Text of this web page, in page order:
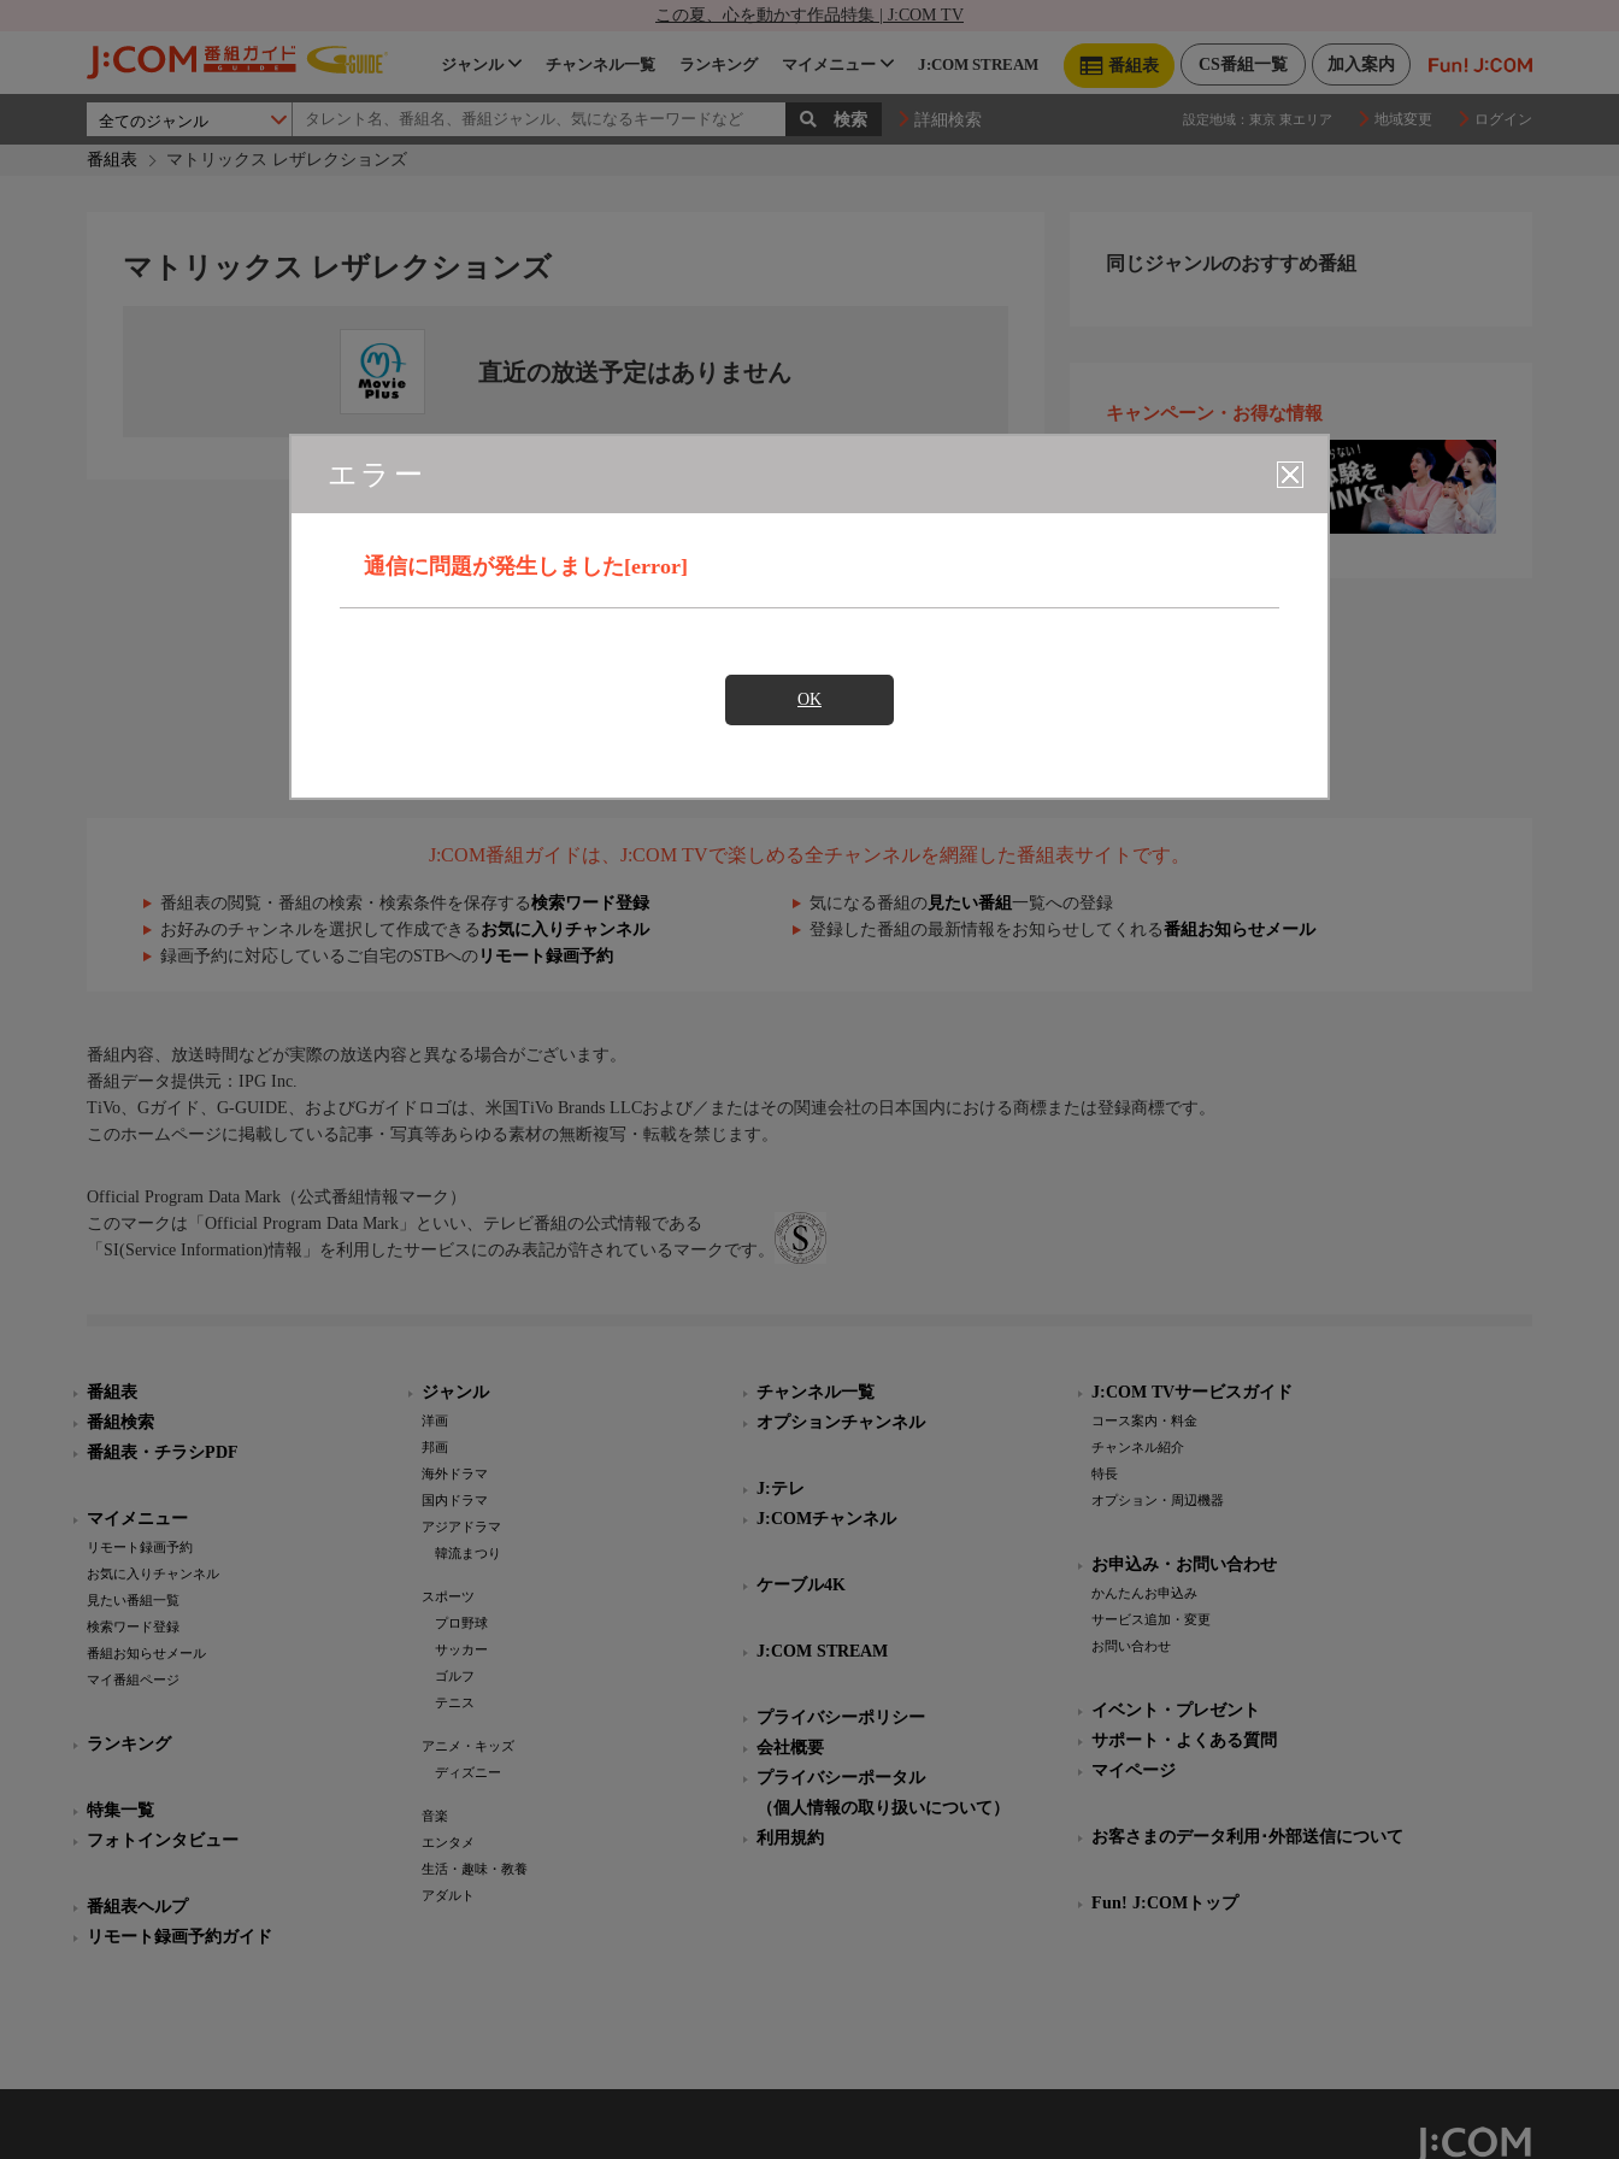
この夏、心を動かす作品特集 | J:COM TV
加入案内
CS番組一覧
番組表
ジャンル チャンネル一覧 ランキング マイメニュー J:COM STREAM
詳細検索 設定地域： 東京 東エリア 地域変更 ログイン
番組表 マトリックス レザレクションズ
エラー
通信に問題が発生しました[error]
OK
マトリックス レザレクションズ
直近の放送予定はありません
同じジャンルのおすすめ番組
キャンペーン・お得な情報
J:COM番組ガイドは、J:COM TVで楽しめる全チャンネルを網羅した番組表サイトです。
番組表の閲覧・番組の検索・検索条件を保存する検索ワード登録 気になる番組の 見たい番組 一覧への登録
お好みのチャンネルを選択して作成できる お気に入りチャンネル 登録した番組の最新情報をお知らせしてくれる番組お知らせメール
録画予約に対応しているご自宅のSTBへの リモート録画予約
番組内容、放送時間などが実際の放送内容と異なる場合がございます。
番組データ提供元：IPG Inc.
TiVo、Gガイド、G-GUIDE、およびGガイドロゴは、米国TiVo Brands LLCおよび／またはその関連会社の日本国内における商標または登録商標です。
このホームページに掲載している記事・写真等あらゆる素材の無断複写・転載を禁じます。
Official Program Data Mark（公式番組情報マーク）
このマークは「Official Program Data Mark」といい、テレビ番組の公式情報である
「SI(Service Information)情報」を利用したサービスにのみ表記が許されているマークです。
番組表
番組検索
番組表・チラシPDF
マイメニュー
リモート録画予約
お気に入りチャンネル
見たい番組一覧
検索ワード登録
番組お知らせメール
マイ番組ページ
ランキング
特集一覧
フォトインタビュー
番組表ヘルプ
リモート録画予約ガイド
ジャンル
洋画
邦画
海外ドラマ
国内ドラマ
アジアドラマ
韓流まつり
スポーツ
プロ野球
サッカー
ゴルフ
テニス
アニメ・キッズ
ディズニー
音楽
エンタメ
生活・趣味・教養
アダルト
チャンネル一覧
オプションチャンネル
J:テレ
J:COMチャンネル
ケーブル4K
J:COM STREAM
プライバシーポリシー
会社概要
プライバシーポータル
（個人情報の取り扱いについて）
利用規約
J:COM TVサービスガイド
コース案内・料金
チャンネル紹介
特長
オプション・周辺機器
お申込み・お問い合わせ
かんたんお申込み
サービス追加・変更
お問い合わせ
イベント・プレゼント
サポート・よくある質問
マイページ
お客さまのデータ利用･外部送信について
Fun! J:COMトップ